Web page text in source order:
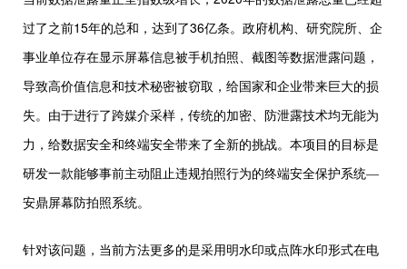
过了之前15年的总和，达到了36亿条。政府机构、研究院所、企
事业单位存在显示屏幕信息被手机拍照、截图等数据泄露问题，
导致高价值信息和技术秘密被窃取，给国家和企业带来巨大的损
失。由于进行了跨媒介采样，传统的加密、防泄露技术均无能为
力，给数据安全和终端安全带来了全新的挑战。本项目的目标是
研发一款能够事前主动阻止违规拍照行为的终端安全保护系统—
安鼎屏幕防拍照系统。
针对该问题，当前方法更多的是采用明水印或点阵水印形式在电